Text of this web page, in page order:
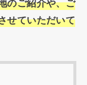
のご紹介や、ご
せていただいて